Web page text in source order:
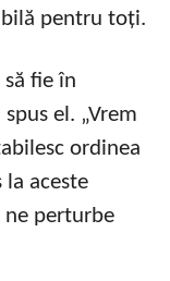
pentru toți.
fie în
el. „Vrem
ordinea
la aceste
ne perturbe